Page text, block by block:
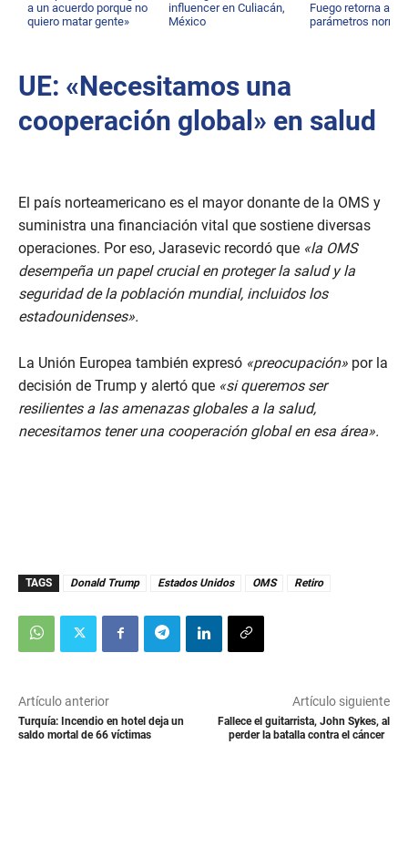
a un acuerdo porque no
quiero matar gente»
influencer en Culiacán,
México
Fuego retorna a
parámetros
UE: «Necesitamos una
cooperación global» en salud
El país norteamericano es el mayor donante de la OMS y
suministra una financiación vital que sostiene diversas
operaciones. Por eso, Jarasevic recordó que «la OMS
desempeña un papel crucial en proteger la salud y la
seguridad de la población mundial, incluidos los
estadounidenses».
La Unión Europea también expresó «preocupación» por la
decisión de Trump y alertó que «si queremos ser
resilientes a las amenazas globales a la salud,
necesitamos tener una cooperación global en esa área».
TAGS Donald Trump Estados Unidos OMS Retiro
Artículo anterior
Turquía: Incendio en hotel deja un
saldo mortal de 66 víctimas
Artículo siguiente
Fallece el guitarrista, John Sykes, al
perder la batalla contra el cáncer